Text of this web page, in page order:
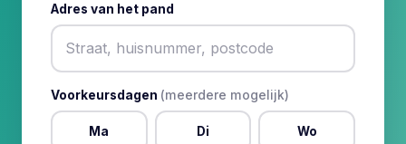
Adres van het pand
Voorkeursdagen (meerdere mogelijk)
Ma Di Wo